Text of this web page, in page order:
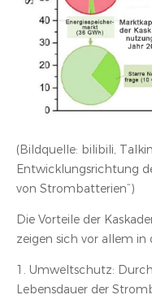
(Bildquelle: bilibili,
Entwicklungsrichtung
von Strombatterien“)
Die Vorteile der
zeigen sich vor allem
1. Umweltschutz:
Lebensdauer der